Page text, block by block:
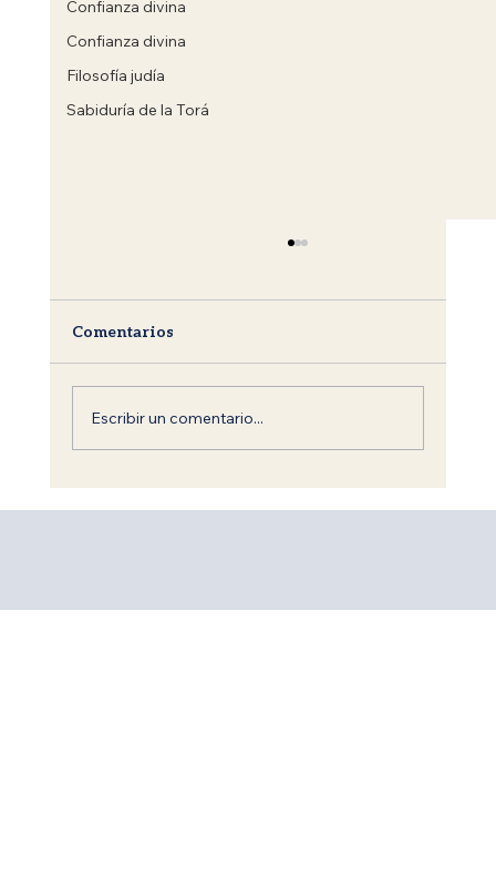
Confianza divina
Confianza divina
Filosofía judía
Sabiduría de la Torá
Comentarios
Escribir un comentario...